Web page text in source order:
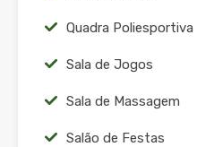
Quadra Poliesportiva
Sala de Jogos
Sala de Massagem
Salão de Festas